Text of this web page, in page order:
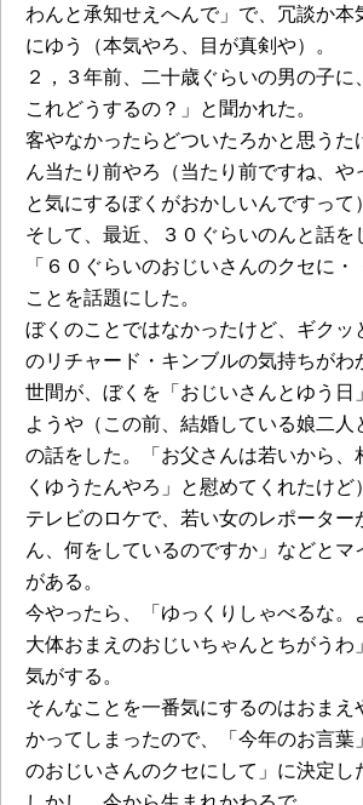
わんと承知せえへんで」で、冗談か本
にゆう（本気やろ、目が真剣や）。
２，３年前、二十歳ぐらいの男の子に
これどうするの？」と聞かれた。
客やなかったらどついたろかと思うた
ん当たり前やろ（当たり前ですね、や
と気にするぼくがおかしいんですって
そして、最近、３０ぐらいのんと話を
「６０ぐらいのおじいさんのクセに
ことを話題にした。
ぼくのことではなかったけど、ギクッ
のリチャード・キンブルの気持ちがわ
世間が、ぼくを「おじいさんとゆう日
ようや（この前、結婚している娘二人
の話をした。「お父さんは若いから、
くゆうたんやろ」と慰めてくれたけど
テレビのロケで、若い女のレポーター
ん、何をしているのですか」などとマ
がある。
今やったら、「ゆっくりしゃべるな。
大体おまえのおじいちゃんとちがうわ
気がする。
そんなことを一番気にするのはおまえ
かってしまったので、「今年のお言葉
のおじいさんのクセにして」に決定し